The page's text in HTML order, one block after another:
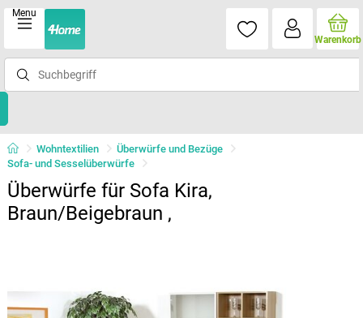
Menu
Warenkorb
Wohntextilien
Überwürfe und Bezüge
Sofa- und Sesselüberwürfe
Überwürfe für Sofa Kira,
Braun/Beigebraun ,